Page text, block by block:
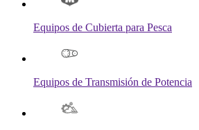
Equipos de Cubierta para Pesca
Equipos de Transmisión de Potencia